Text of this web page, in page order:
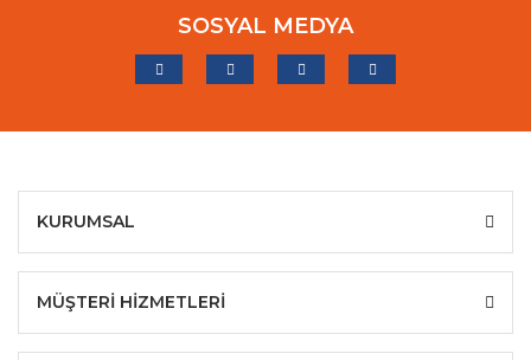
SOSYAL MEDYA
KURUMSAL
MÜŞTERİ HİZMETLERİ